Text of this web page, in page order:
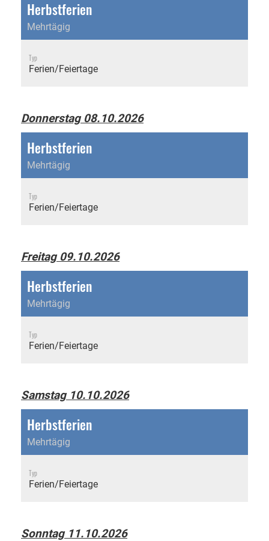
Herbstferien
Mehrtägig
Typ
Ferien/Feiertage
Donnerstag 08.10.2026
Herbstferien
Mehrtägig
Typ
Ferien/Feiertage
Freitag 09.10.2026
Herbstferien
Mehrtägig
Typ
Ferien/Feiertage
Samstag 10.10.2026
Herbstferien
Mehrtägig
Typ
Ferien/Feiertage
Sonntag 11.10.2026